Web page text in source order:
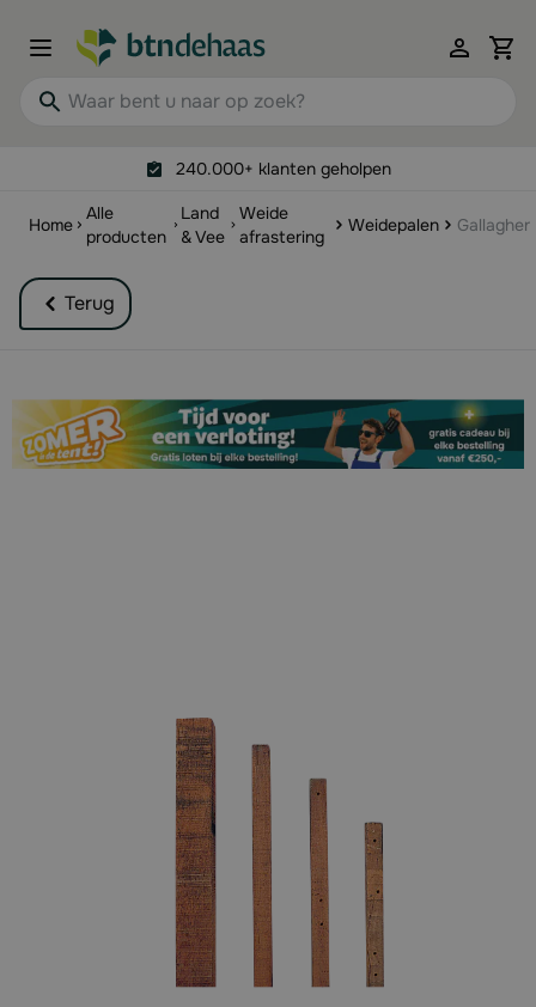
Waar bent u naar op zoek?
240.000+ klanten geholpen
Home
Alle
producten
Land
& Vee
Weide
afrastering
Weidepalen
Terug